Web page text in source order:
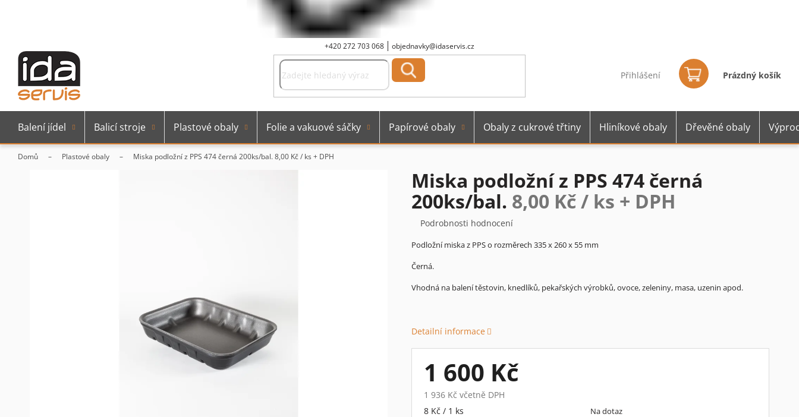
+420 272 703 068 objednavky@idaservis.cz
Přihlášení
košík
Prázdný košík
Balení jídel Balicí stroje Plastové obaly Folie a vakuové sáčky Papírové obaly Obaly z cukrové třtiny Hliníkové obaly Dřevěné obaly
Domů Plastové obaly Miska podložní z PPS 474 černá 200ks/bal.8,00 Kč / ks + DPH
Miska podložní z PPS 474 černá
200ks/bal. 8,00 Kč / ks + DPH
Průměrné
produktu
0,0
5
Podrobnosti hodnocení
Podložní miska z PPS o rozměrech 335 x 260 x 55 mm
Černá.
Vhodná na balení těstovin, knedlíků, pekařských výrobků, ovoce, zeleniny, masa, uzenin apod.
Detailní informace
1 600 Kč
1 936 Kč včetně DPH
Měrná
8 Kč / 1 ks Na dotaz